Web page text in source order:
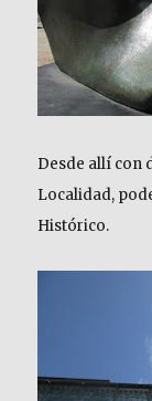
Desde allí con
Localidad,
Histórico.